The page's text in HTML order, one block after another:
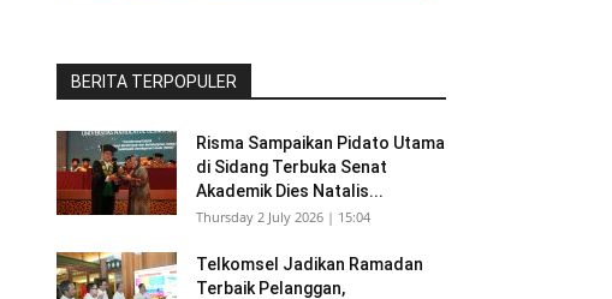
BERITA TERPOPULER
Risma Sampaikan Pidato Utama
di Sidang Terbuka Senat
Akademik Dies Natalis...
Thursday 2 July 2026 | 15:04
Telkomsel Jadikan Ramadan
Terbaik Pelanggan,